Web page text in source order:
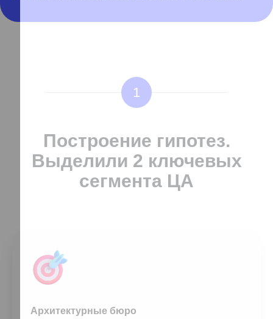
1
Построение гипотез.
Выделили 2 ключевых
сегмента ЦА
Архитектурные бюро